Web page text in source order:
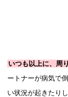
いつも以上に、周
ートナーが病気で
い状況が起きたり